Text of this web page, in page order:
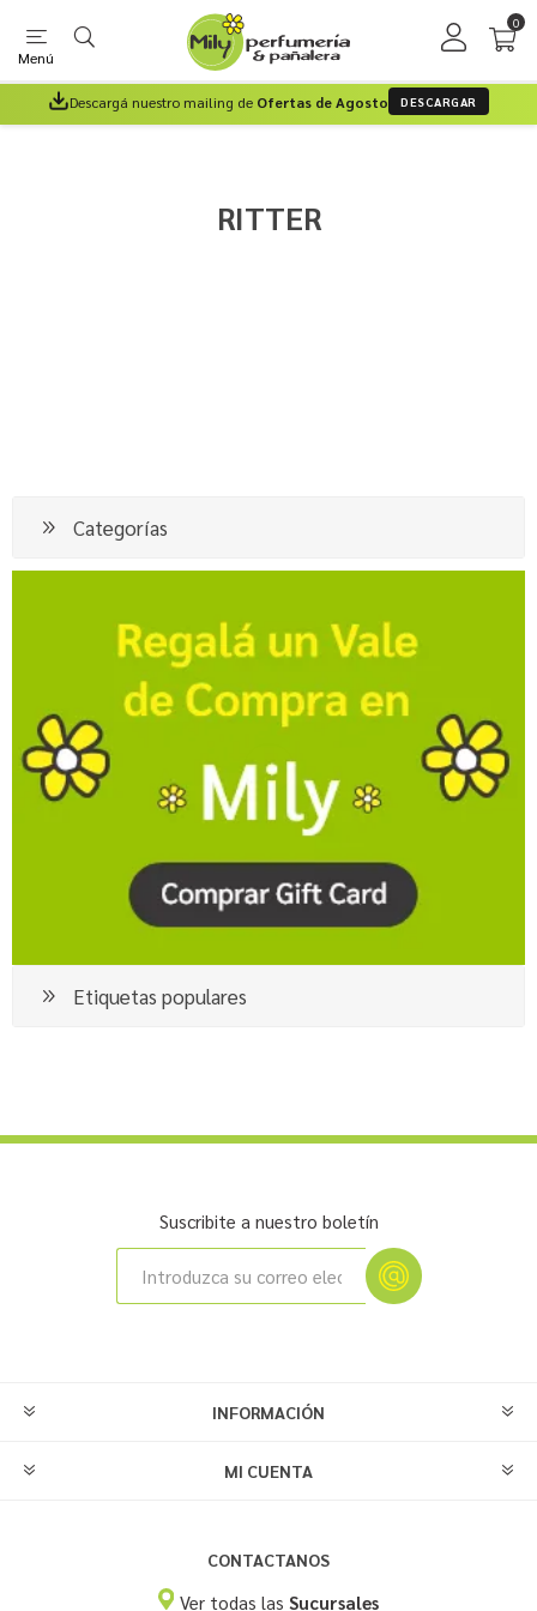
Menú
0
Descargá nuestro mailing de Ofertas de Agosto DESCARGAR
RITTER
Categorías
Etiquetas populares
Suscribite a nuestro boletín
INFORMACIÓN
MI CUENTA
CONTACTANOS
Ver todas lasSucursales